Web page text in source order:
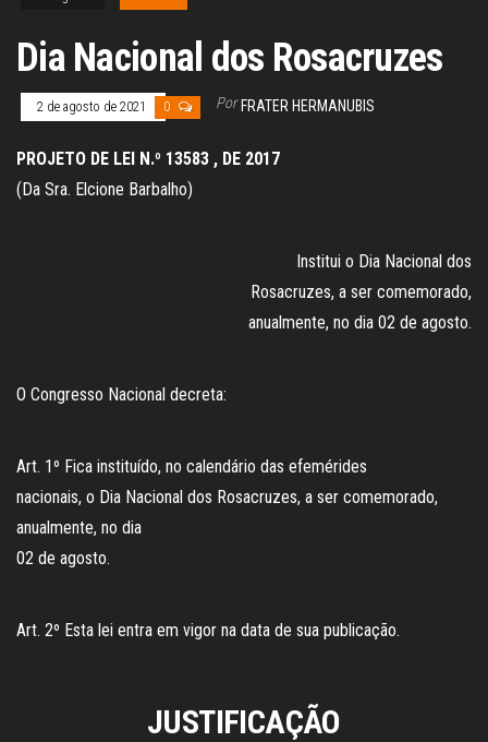
Dia Nacional dos Rosacruzes
2 de agosto de 2021 0 Por FRATER HERMANUBIS
PROJETO DE LEI N.º 13583 , DE 2017
(Da Sra. Elcione Barbalho)
Institui o Dia Nacional dos
Rosacruzes, a ser comemorado,
anualmente, no dia 02 de agosto.
O Congresso Nacional decreta:
Art. 1º Fica instituído, no calendário das efemérides
nacionais, o Dia Nacional dos Rosacruzes, a ser comemorado,
anualmente, no dia
02 de agosto.
Art. 2º Esta lei entra em vigor na data de sua publicação.
JUSTIFICAÇÃO